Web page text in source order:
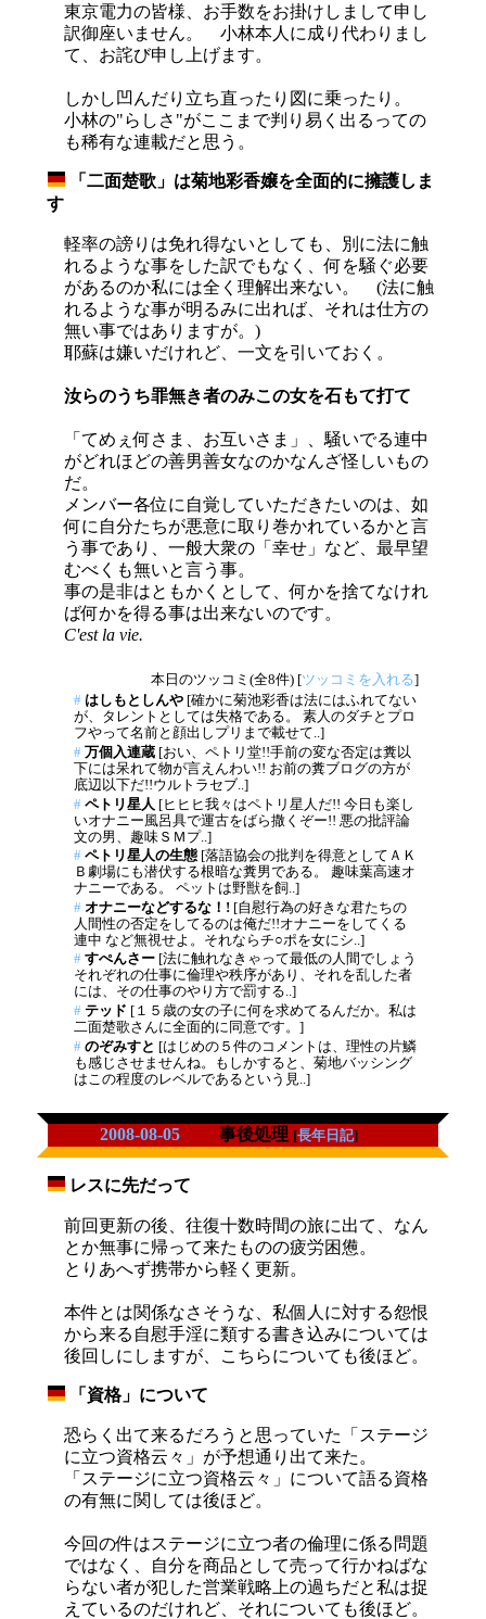
東京電力の皆様、お手数をお掛けしまして申し
訳御座いません。 小林本人に成り代わりまし
て、お詫び申し上げます。
しかし凹んだり立ち直ったり図に乗ったり。
小林の"らしさ"がここまで判り易く出るっての
も稀有な連載だと思う。
「二面楚歌」は菊地彩香嬢を全面的に擁護しま
す
軽率の謗りは免れ得ないとしても、別に法に触
れるような事をした訳でもなく、何を騒ぐ必要
があるのか私には全く理解出来ない。 (法に触
れるような事が明るみに出れば、それは仕方の
無い事ではありますが。)
耶蘇は嫌いだけれど、一文を引いておく。
汝らのうち罪無き者のみこの女を石もて打て
「てめぇ何さま、お互いさま」、騒いでる連中
がどれほどの善男善女なのかなんざ怪しいもの
だ。
メンバー各位に自覚していただきたいのは、如
何に自分たちが悪意に取り巻かれているかと言
う事であり、一般大衆の「幸せ」など、最早望
むべくも無いと言う事。
事の是非はともかくとして、何かを捨てなけれ
ば何かを得る事は出来ないのです。
C'est la vie.
本日のツッコミ(全8件) [ツッコミを入れる]
# はしもとしんや [確かに菊池彩香は法にはふれてない
が、タレントとしては失格である。 素人のダチとプロ
フやって名前と顔出しプリまで載せて..]
# 万個入連蔵 [おい、ペトリ堂!!手前の変な否定は糞以
下には呆れて物が言えんわい!! お前の糞ブログの方が
底辺以下だ!!ウルトラセブ..]
# ペトリ星人 [ヒヒヒ我々はペトリ星人だ!! 今日も楽し
いオナニー風呂具で運古をばら撒くぞー!! 悪の批評論
文の男、趣味ＳＭプ..]
# ペトリ星人の生態 [落語協会の批判を得意としてＡＫ
Ｂ劇場にも潜伏する根暗な糞男である。 趣味葉高速オ
ナニーである。 ペットは野獣を飼..]
# オナニーなどするな！! [自慰行為の好きな君たちの
人間性の否定をしてるのは俺だ!!オナニーをしてくる
連中 など無視せよ。それならチ○ポを女にシ..]
# すぺんさー [法に触れなきゃって最低の人間でしょう
それぞれの仕事に倫理や秩序があり、それを乱した者
には、その仕事のやり方で罰する..]
# テッド [１５歳の女の子に何を求めてるんだか。私は
二面楚歌さんに全面的に同意です。]
# のぞみすと [はじめの５件のコメントは、理性の片鱗
も感じさせませんね。もしかすると、菊地バッシング
はこの程度のレベルであるという見..]
2008-08-05 事後処理 [長年日記]
レスに先だって
前回更新の後、往復十数時間の旅に出て、なん
とか無事に帰って来たものの疲労困憊。
とりあへず携帯から軽く更新。
本件とは関係なさそうな、私個人に対する怨恨
から来る自慰手淫に類する書き込みについては
後回しにしますが、こちらについても後ほど。
「資格」について
恐らく出て来るだろうと思っていた「ステージ
に立つ資格云々」が予想通り出て来た。
「ステージに立つ資格云々」について語る資格
の有無に関しては後ほど。
今回の件はステージに立つ者の倫理に係る問題
ではなく、自分を商品として売って行かねばな
らない者が犯した営業戦略上の過ちだと私は捉
えているのだけれど、それについても後ほど。